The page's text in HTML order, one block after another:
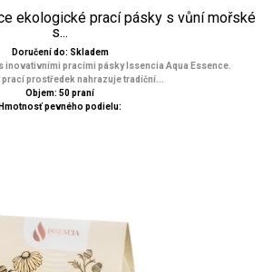
ekologické prací pásky s vůní mořské
s...
Doručení do: Skladem
inovativními pracími pásky Issencia Aqua Essence.
prostředek nahrazuje tradiční...
Objem: 50 praní
Hmotnosť pevného podielu: